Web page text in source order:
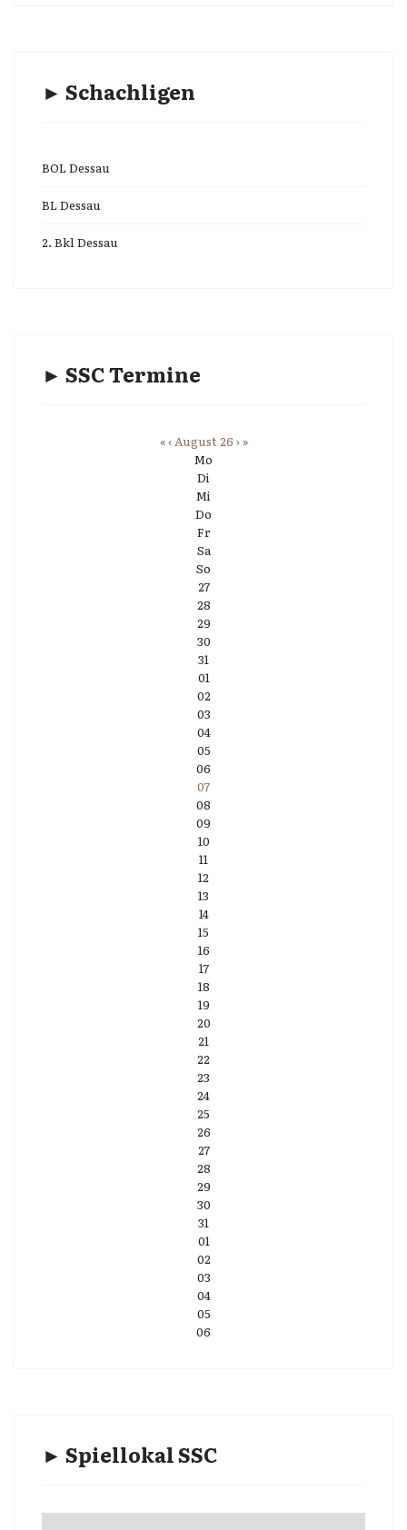
► Schachligen
BOL Dessau
BL Dessau
2. Bkl Dessau
► SSC Termine
«‹August 26 ›»
Mo
Di
Mi
Do
Fr
Sa
So
27
28
29
30
31
01
02
03
04
05
06
07
08
09
10
11
12
13
14
15
16
17
18
19
20
21
22
23
24
25
26
27
28
29
30
31
01
02
03
04
05
06
► Spiellokal SSC